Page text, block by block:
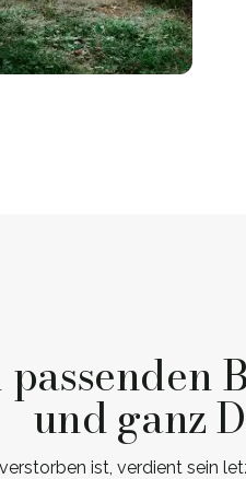
und ganz
ist, verdient sein